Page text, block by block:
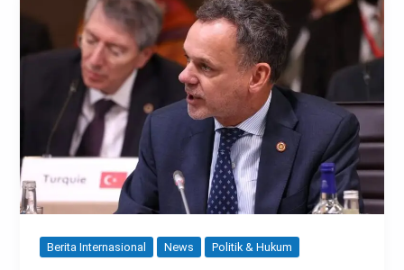
Berita Internasional News Politik & Hukum